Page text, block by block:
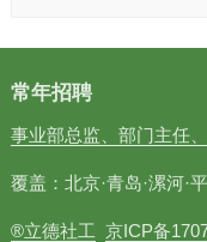
常年招聘
事业部总监、部门主任
覆盖：北京·青岛·漯河·
®立德社工 京ICP备